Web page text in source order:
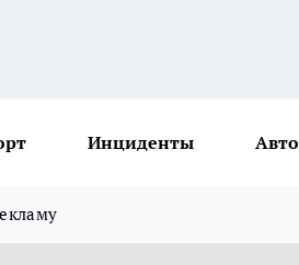
Инциденты Авто